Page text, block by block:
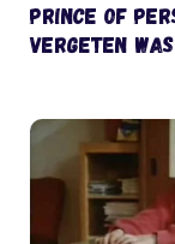
Prince of
vergeten was